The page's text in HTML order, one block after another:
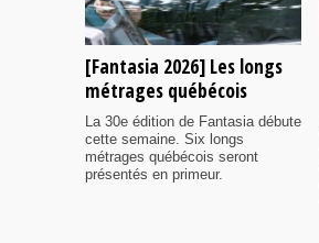
[Fantasia 2026] Les longs
métrages québécois
La 30e édition de Fantasia débute
cette semaine. Six longs
métrages québécois seront
présentés en primeur.